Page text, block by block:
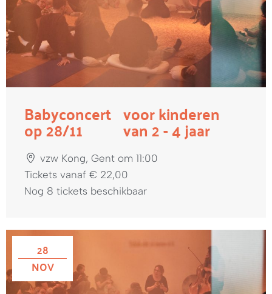
Babyconcert
op 28/11
voor kinderen
van 2 - 4 jaar
vzw Kong, Gent om 11:00
Tickets vanaf € 22,00
Nog 8 tickets beschikbaar
28
NOV